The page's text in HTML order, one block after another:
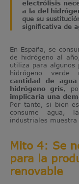
electrólisis
a la del
que su
significativa de
En España, se
de hidrógeno al
utiliza para algunos
hidrógeno verde
cantidad de
hidrógeno gris,
implicaría una
Por tanto, si bien
consume agua,
industriales
Mito 4: Se
para la
renovable